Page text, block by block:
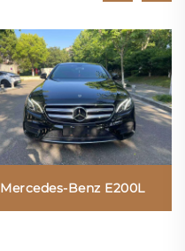
Mercedes-Benz E200L